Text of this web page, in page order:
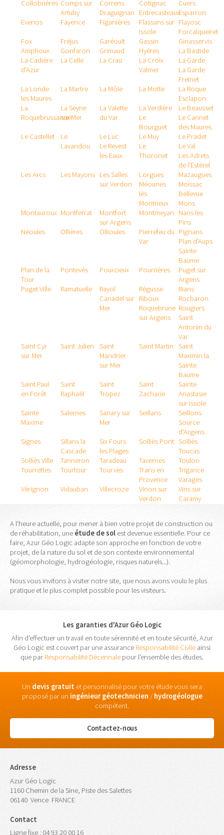
Collobrières Comps sur
Artuby
Correns Cotignac
Cuers
Draguignan
EntrecasteauxEsparron
Evenos
Fayence Figanières
Flassans sur
Issole
Flayosc
Forcalqueiret
Fox
Amphoux
Fréjus Garéoult Gassin
Ginasservis
Gonfaron
Grimaud Hyères
La Bastide
La Cadière
d'Azur
La Celle La Crau
La Croix
Valmer
La Garde
La Garde
Freinet
La Londe
les Maures
La Martre La Môle La Motte
La Roque
Esclapon
La
Roquebrussanne
La Seyne
sur Mer
La Valette
du Var
La Verdière
Le Beausset
Le
Bourguet
Le Cannet
des Maures
Le Castellet
Le
Lavandou
Le Luc Le Muy
Le Pradet
Le Revest
les Eaux
Le
Thoronet
Le Val
Les Adrets
de l'Estérel
Les Arcs
Les Mayons Les Salles
sur Verdon
Lorgues
Mazaugues
Méounes
lès
Montrieux
Moissac
Bellevue
Mons
Montauroux Montferrat
Montfort
sur Argens
Montmeyan
Nans les
Pins
Néoules
Ollières Ollioules
Pierrefeu du
Var
Pignans
Plan d'Aups
Sainte
Baume
Plan de la
Tour
Pontevès Pourcieux Pourrières
Puget sur
Argens
Puget Ville
Ramatuelle
Rayol
Canadel sur
Mer
Régusse
Rians
Riboux
Rocbaron
Roquebrune
sur Argens
Rougiers
Saint
Antonin du
Var
Saint Cyr
sur Mer
Saint Julien
Saint
Mandrier
sur Mer
Saint Martin
Saint
Maximin la
Sainte
Baume
Saint Paul
en Forêt
Saint
Raphaël
Saint
Tropez
Saint
Zacharie
Sainte
Anastasie
sur Issole
Sainte
Maxime
Salernes
Sanary sur
Mer
Seillans
Seillons
Source
d'Argens
Signes
Sillans la
Cascade
Six Fours
les Plages
Solliès Pont Solliès
Toucas
Solliès Ville
Tanneron Taradeau Tavernes
Toulon
Tourrettes
Tourtour Tourves
Trans en
Provence
Trigance
Varages
Vérignon
Vidauban Villecroze
Vinon sur
Verdon
Vins sur
Caramy
A l'heure actuelle, pour mener à bien votre projet de construction ou
de réhabilitation, une étude desol est devenue essentielle. Pour ce
faire, Azur Géo Logic adapte son approche en fonction de votre
projet, de la nature du sol et de son contexte environnemental
(géomorphologie, hydrogéologie, risques naturels...).
Nous vous invitons à visiter notre site, que nous avons voulu le plus
pratique et le plus complet possible pour les visiteurs.
Les garanties d'Azur Géo Logic
Afin d'effectuer un travail en toute sérennité et en toute sécurité, Azur
Géo Logic est couvert par une assurance Responsabilité Civile ainsi
que par Responsabilité Décennale pour l'ensemble des études.
Un devis gratuit et personnalisé pour votre étude vous sera
proposé par un ingénieur géotechnicien / hydrogéologue
compétent.
Contactez-nous
Adresse
Azur Géo Logic
1160 Chemin de la Sine, Piste des Salettes
06140 Vence FRANCE
Contact
Ligne fixe : 04 93 20 00 16